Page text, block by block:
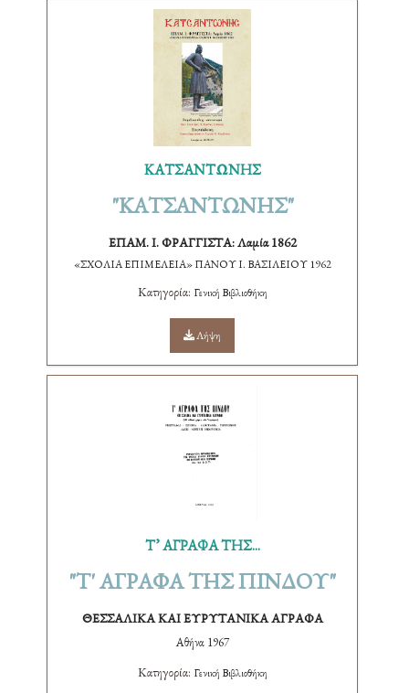
ΚΑΤΣΑΝΤΩΝΗΣ
"ΚΑΤΣΑΝΤΩΝΗΣ"
ΕΠΑΜ. Ι. ΦΡΑΓΓΙΣΤΑ: Λαμία 1862
«ΣΧΟΛΙΑ ΕΠΙΜΕΛΕΙΑ» ΠΑΝΟΥ Ι. ΒΑΣΙΛΕΙΟΥ 1962
Κατηγορία: Γενική Βιβλιοθήκη
Λήψη
Τ’ ΑΓΡΑΦΑ ΤΗΣ...
"Τ' ΑΓΡΑΦΑ ΤΗΣ ΠΙΝΔΟΥ"
ΘΕΣΣΑΛΙΚΑ ΚΑΙ ΕΥΡΥΤΑΝΙΚΑ ΑΓΡΑΦΑ
Αθήνα 1967
Κατηγορία: Γενική Βιβλιοθήκη